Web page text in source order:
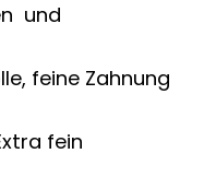
und
feine Zahnung
fein